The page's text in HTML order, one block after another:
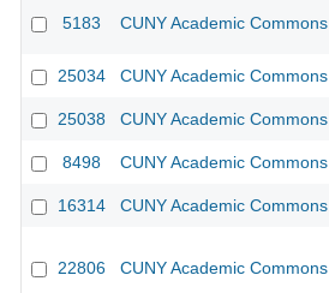
5183 CUNY Academic Commons
25034 CUNY Academic Commons
25038
CUNY Academic Commons
8498 CUNY Academic Commons
16314 CUNY Academic Commons
22806 CUNY Academic Commons